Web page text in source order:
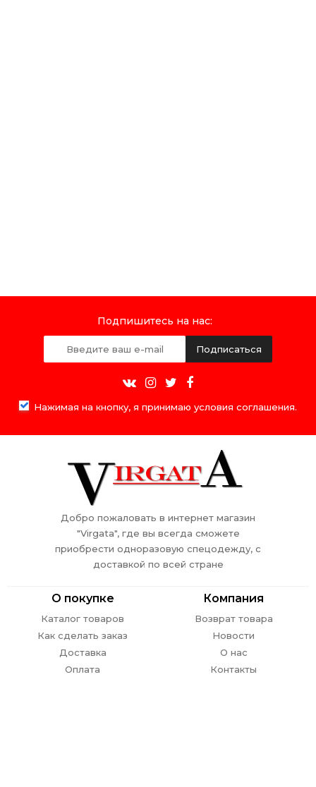
Подпишитесь на нас:
Подписаться
Нажимая на кнопку, я принимаю условия соглашения.
Добро пожаловать в интернет магазин
"Virgata", где вы всегда сможете
приобрести одноразовую спецодежду, с
доставкой по всей стране
О покупке
Каталог товаров
Как сделать заказ
Доставка
Оплата
Компания
Возврат товара
Новости
О нас
Контакты